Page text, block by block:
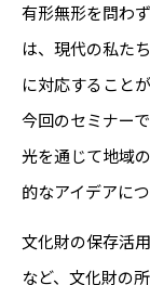
有形無形を問わ
は、現代の私た
に対応すること
今回のセミナー
光を通じて地域
的なアイデアに
文化財の保存活
など、文化財の